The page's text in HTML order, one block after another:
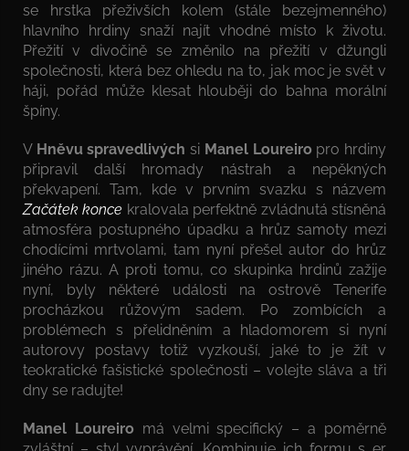
se hrstka přeživších kolem (stále bezejmenného)
hlavního hrdiny snaží najít vhodné místo k životu.
Přežití v divočině se změnilo na přežití v džungli
společnosti, která bez ohledu na to, jak moc je svět v
háji, pořád může klesat hlouběji do bahna morální
špíny.
V Hněvu spravedlivých si Manel Loureiropro hrdiny
připravil další hromady nástrah a nepěkných
překvapení. Tam, kde v prvním svazku s názvem
Začátek konce kralovala perfektně zvládnutá stísněná
atmosféra postupného úpadku a hrůz samoty mezi
chodícími mrtvolami, tam nyní přešel autor do hrůz
jiného rázu. A proti tomu, co skupinka hrdinů zažije
nyní, byly některé události na ostrově Tenerife
procházkou růžovým sadem. Po zombících a
problémech s přelidněním a hladomorem si nyní
autorovy postavy totiž vyzkouší, jaké to je žít v
teokratické fašistické společnosti – volejte sláva a tři
dny se radujte!
Manel Loureiromá velmi specifický – a poměrně